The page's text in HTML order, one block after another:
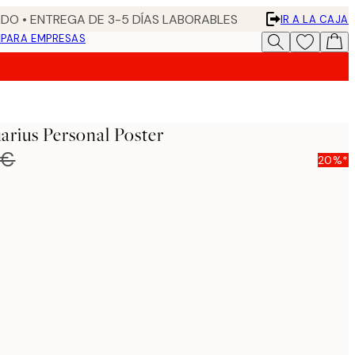
• ENTREGA DE 3-5 DÍAS LABORABLES
IR A LA CAJA
PARA EMPRESAS
Personal Poster
20%*